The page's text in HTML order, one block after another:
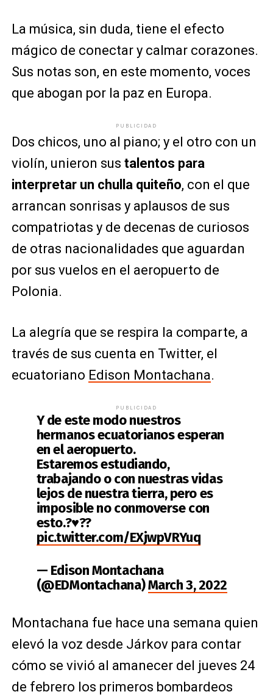
La música, sin duda, tiene el efecto
mágico de conectar y calmar corazones.
Sus notas son, en este momento, voces
que abogan por la paz en Europa.
PUBLICIDAD
Dos chicos, uno al piano; y el otro con un
violín, unieron sus talentos para
interpretar un chulla quiteño, con el que
arrancan sonrisas y aplausos de sus
compatriotas y de decenas de curiosos
de otras nacionalidades que aguardan
por sus vuelos en el aeropuerto de
Polonia.
La alegría que se respira la comparte, a
través de sus cuenta en Twitter, el
ecuatoriano Edison Montachana.
PUBLICIDAD
Y de este modo nuestros
hermanos ecuatorianos esperan
en el aeropuerto.
Estaremos estudiando,
trabajando o con nuestras vidas
lejos de nuestra tierra, pero es
imposible no conmoverse con
esto.?♥️??
pic.twitter.com/EXjwpVRYuq
— Edison Montachana
(@EDMontachana)March 3, 2022
Montachana fue hace una semana quien
elevó la voz desde Járkov para contar
cómo se vivió al amanecer del jueves 24
de febrero los primeros bombardeos